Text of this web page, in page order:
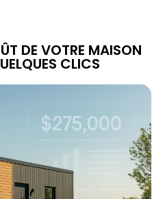
DE VOTRE MAISON
CLICS